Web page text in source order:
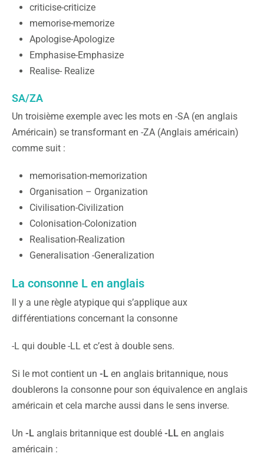
criticise-criticize
memorise-memorize
Apologise-Apologize
Emphasise-Emphasize
Realise- Realize
SA/ZA
Un troisième exemple avec les mots en -SA (en anglais
Américain) se transformant en -ZA (Anglais américain)
comme suit :
memorisation-memorization
Organisation – Organization
Civilisation-Civilization
Colonisation-Colonization
Realisation-Realization
Generalisation -Generalization
La consonne L en anglais
Il y a une règle atypique qui s’applique aux
différentiations concernant la consonne
-L qui double -LL et c’est à double sens.
Si le mot contient un -L en anglais britannique, nous
doublerons la consonne pour son équivalence en anglais
américain et cela marche aussi dans le sens inverse.
Un -L anglais britannique est doublé -LL en anglais
américain :